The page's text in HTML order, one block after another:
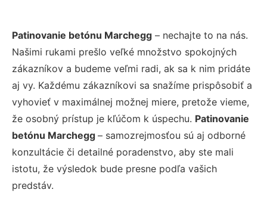
Patinovanie betónu Marchegg – nechajte to na nás.
Našimi rukami prešlo veľké množstvo spokojných
zákazníkov a budeme veľmi radi, ak sa k nim pridáte
aj vy. Každému zákazníkovi sa snažíme prispôsobiť a
vyhovieť v maximálnej možnej miere, pretože vieme,
že osobný prístup je kľúčom k úspechu. Patinovanie
betónu Marchegg – samozrejmosťou sú aj odborné
konzultácie či detailné poradenstvo, aby ste mali
istotu, že výsledok bude presne podľa vašich
predstáv.